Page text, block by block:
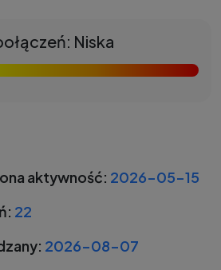
Niska
aktywność: 2026-05-15
22
2026-08-07